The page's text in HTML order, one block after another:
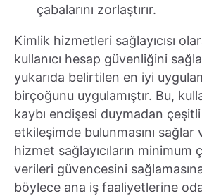
çabalarını zorlaştırır.
Kimlik hizmetleri sağlayıcısı
kullanıcı hesap güvenliğini
yukarıda belirtilen en iyi
birçoğunu uygulamıştır. Bu,
kaybı endişesi duymadan
etkileşimde bulunmasını sağlar
hizmet sağlayıcıların minimum
verileri güvencesini
böylece ana iş faaliyetlerine